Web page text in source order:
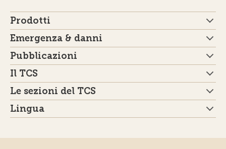
Prodotti
Emergenza & danni
Pubblicazioni
Il TCS
Le sezioni del TCS
Lingua